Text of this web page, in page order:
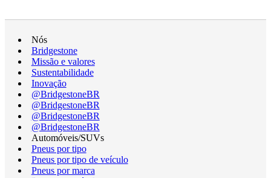
Nós
Bridgestone
Missão e valores
Sustentabilidade
Inovação
@BridgestoneBR
@BridgestoneBR
@BridgestoneBR
@BridgestoneBR
Automóveis/SUVs
Pneus por tipo
Pneus por tipo de veículo
Pneus por marca